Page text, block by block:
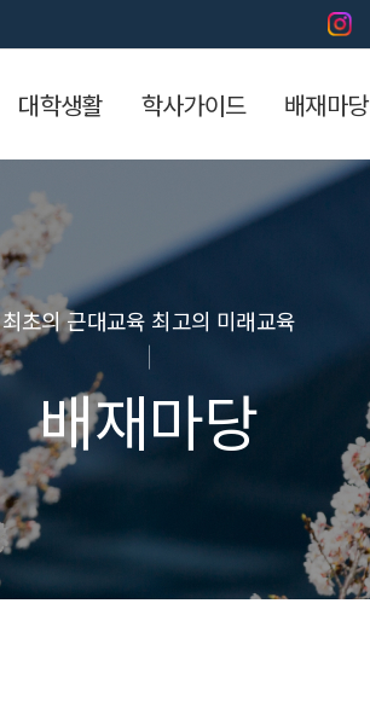
대학생활 학사가이드 배재마당
최초의 근대교육 최고의 미래교육
배재마당